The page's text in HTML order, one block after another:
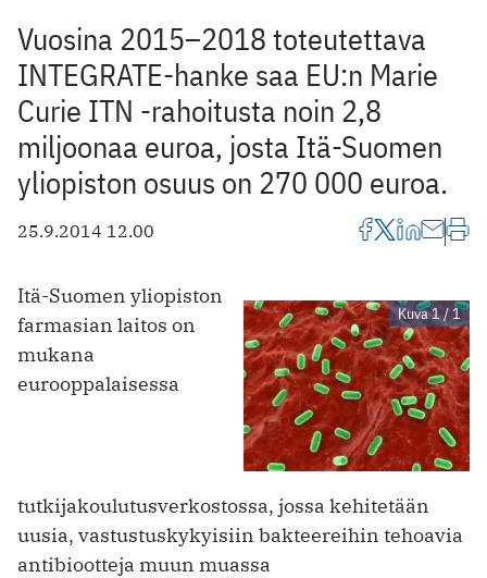
Vuosina 2015–2018 toteutettava
INTEGRATE-hanke saa EU:n Marie
Curie ITN -rahoitusta noin 2,8
miljoonaa euroa, josta Itä-Suomen
yliopiston osuus on 270 000 euroa.
25.9.2014 12.00
Kuva 1 / 1
Itä-Suomen yliopiston
farmasian laitos on
mukana
eurooppalaisessa
tutkijakoulutusverkostossa, jossa kehitetään
uusia, vastustuskykyisiin bakteereihin tehoavia
antibiootteja muun muassa